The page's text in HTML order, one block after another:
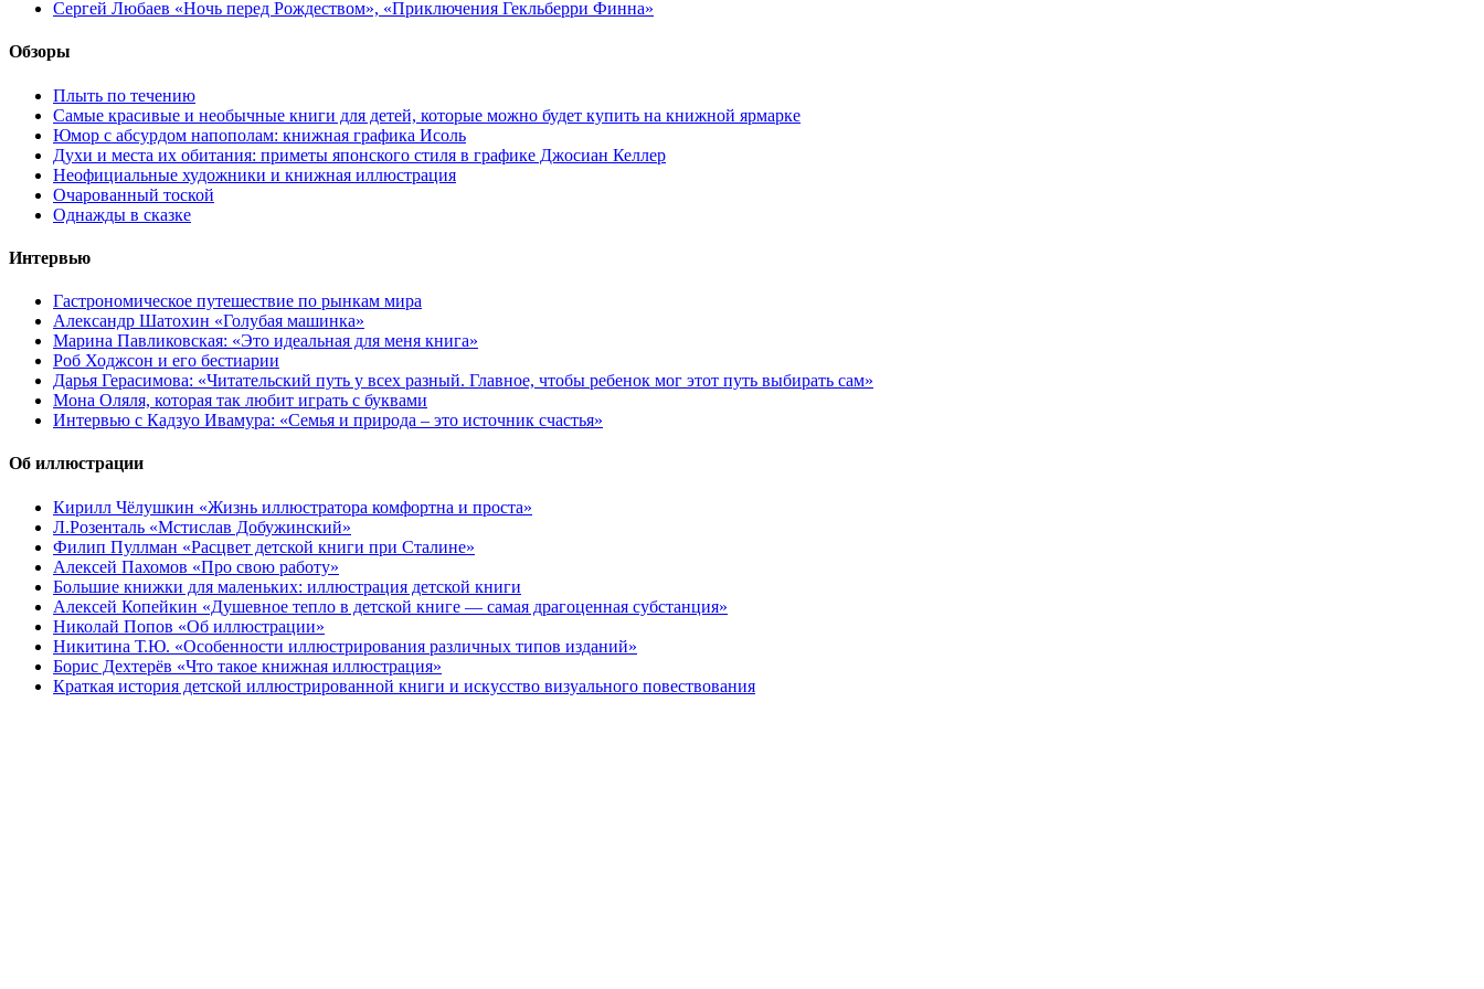
Сергей Любаев «Ночь перед Рождеством», «Приключения Гекльберри Финна»
Обзоры
Плыть по течению
Самые красивые и необычные книги для детей, которые можно будет купить на книжной ярмарке
Юмор с абсурдом напополам: книжная графика Исоль
Духи и места их обитания: приметы японского стиля в графике Джосиан Келлер
Неофициальные художники и книжная иллюстрация
Очарованный тоской
Однажды в сказке
Интервью
Гастрономическое путешествие по рынкам мира
Александр Шатохин «Голубая машинка»
Марина Павликовская: «Это идеальная для меня книга»
Роб Ходжсон и его бестиарии
Дарья Герасимова: «Читательский путь у всех разный. Главное, чтобы ребенок мог этот путь выбирать сам»
Мона Оляля, которая так любит играть с буквами
Интервью с Кадзуо Ивамура: «Семья и природа – это источник счастья»
Об иллюстрации
Кирилл Чёлушкин «Жизнь иллюстратора комфортна и проста»
Л.Розенталь «Мстислав Добужинский»
Филип Пуллман «Расцвет детской книги при Сталине»
Алексей Пахомов «Про свою работу»
Большие книжки для маленьких: иллюстрация детской книги
Алексей Копейкин «Душевное тепло в детской книге — самая драгоценная субстанция»
Николай Попов «Об иллюстрации»
Никитина Т.Ю. «Особенности иллюстрирования различных типов изданий»
Борис Дехтерёв «Что такое книжная иллюстрация»
Краткая история детской иллюстрированной книги и искусство визуального повествования